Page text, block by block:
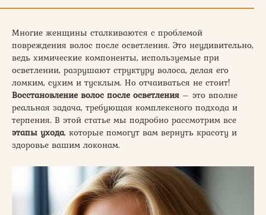
Многие женщины сталкиваются с проблемой
повреждения волос после осветления. Это неудивительно,
ведь химические компоненты, используемые при
осветлении, разрушают структуру волоса, делая его
ломким, сухим и тусклым. Но отчаиваться не стоит!
Восстановление волос после осветления – это вполне
реальная задача, требующая комплексного подхода и
терпения. В этой статье мы подробно рассмотрим все
этапы ухода, которые помогут вам вернуть красоту и
здоровье вашим локонам.